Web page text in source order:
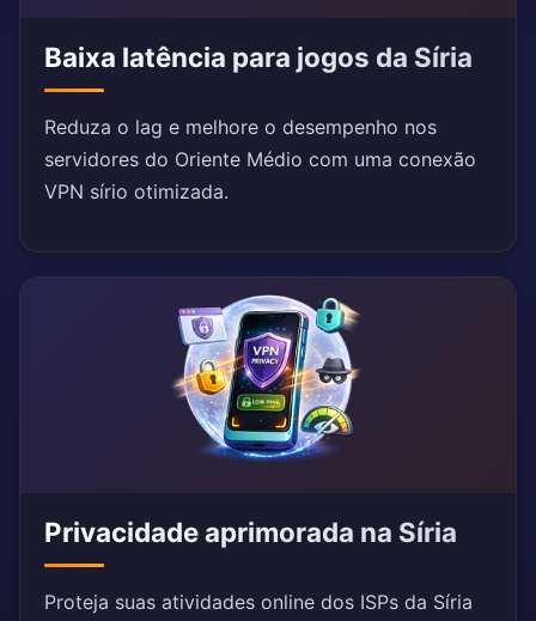
Baixa latência para jogos da Síria
Reduza o lag e melhore o desempenho nos
servidores do Oriente Médio com uma conexão
VPN sírio otimizada.
Privacidade aprimorada na Síria
Proteja suas atividades online dos ISPs da Síria